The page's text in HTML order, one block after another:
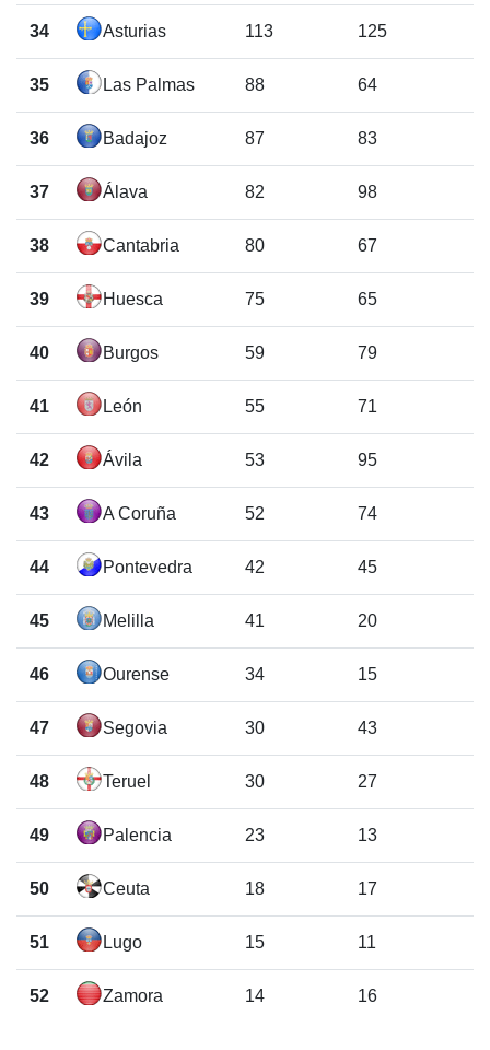
34 Asturias 113 125
35 Las Palmas 88 64
36 Badajoz 87 83
37 Álava 82 98
38 Cantabria 80 67
39 Huesca 75 65
40 Burgos 59 79
41 León 55 71
42 Ávila 53 95
43 A Coruña 52 74
44 Pontevedra 42 45
45 Melilla 41 20
46 Ourense 34 15
47 Segovia 30 43
48 Teruel 30 27
49 Palencia 23 13
50 Ceuta 18 17
51 Lugo 15 11
52 Zamora 14 16